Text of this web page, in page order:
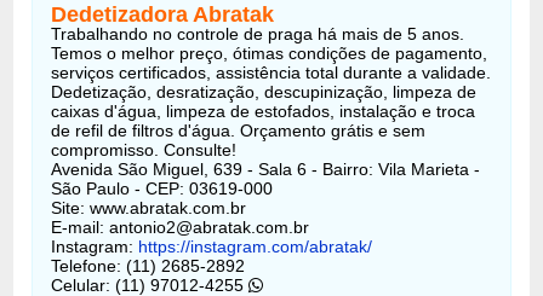
Dedetizadora Abratak
Trabalhando no controle de praga há mais de 5 anos.
Temos o melhor preço, ótimas condições de pagamento,
serviços certificados, assistência total durante a validade.
Dedetização, desratização, descupinização, limpeza de
caixas d'água, limpeza de estofados, instalação e troca
de refil de filtros d'água. Orçamento grátis e sem
compromisso. Consulte!
Avenida São Miguel, 639 - Sala 6 - Bairro: Vila Marieta -
São Paulo - CEP: 03619-000
Site: www.abratak.com.br
E-mail:antonio2@abratak.com.br
Instagram: https://instagram.com/abratak/
Telefone: (11) 2685-2892
Celular: (11) 97012-4255